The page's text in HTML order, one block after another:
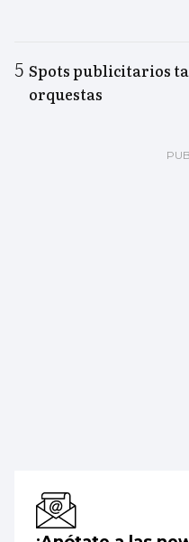
Spots publicitarios
orquestas